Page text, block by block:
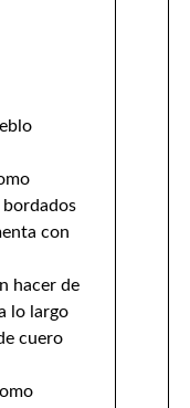
bordados
con
hacer de
lo largo
cuero